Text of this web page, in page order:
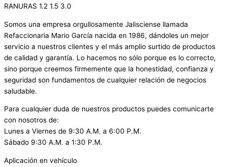
RANURAS 1.2 1.5 3.0
Somos una empresa orgullosamente Jalisciense llamada
Refaccionaria Mario García nacida en 1986, dándoles un mejor
servicio a nuestros clientes y el más amplio surtido de productos
de calidad y garantía. Lo hacemos no sólo porque es lo correcto,
sino porque creemos firmemente que la honestidad, confianza y
seguridad son fundamentos de cualquier relación de negocios
saludable.
Para cualquier duda de nuestros productos puedes comunicarte
con nosotros de:
Lunes a Viernes de 9:30 A.M. a 6:00 P.M.
Sábado 9:30 A.M. a 1:30 P.M.
Aplicación en vehículo